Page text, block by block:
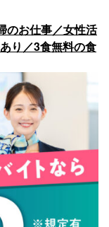
のお仕事／女性活
り／3食無料の食